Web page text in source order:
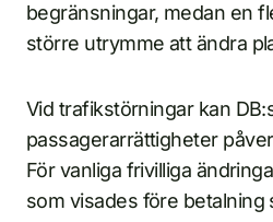
begränsningar, medan en
större utrymme att ändra
Vid trafikstörningar kan
passagerarrättigheter
För vanliga frivilliga
som visades före betalning